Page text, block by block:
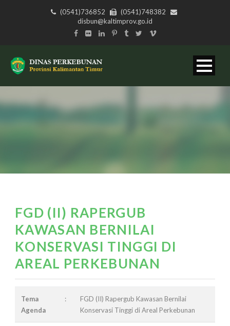
(0541)736852
(0541)748382
disbun@kaltimprov.go.id
FGD (II) RAPERGUB
KAWASAN BERNILAI
KONSERVASI TINGGI DI
AREAL PERKEBUNAN
Tema
Agenda
:
FGD (II) Rapergub Kawasan Bernilai
Konservasi Tinggi di Areal Perkebunan